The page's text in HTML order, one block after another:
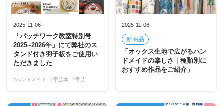
2025-11-06
「パッチワーク教室特別号
2025~2026年」にて弊社のス
タンド付き羽子板をご使用い
ただきました
#ハンドメイド #手芸本 #手芸
2025-11-06
新商品
「オックス生地で広がるハン
ドメイドの楽しさ｜種類別に
おすすめ作品をご紹介」